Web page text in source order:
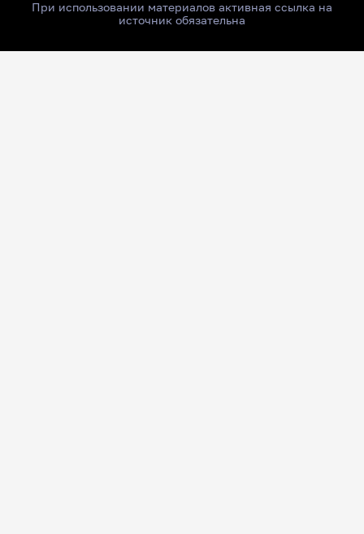
При использовании материалов активная ссылка на
источник обязательна